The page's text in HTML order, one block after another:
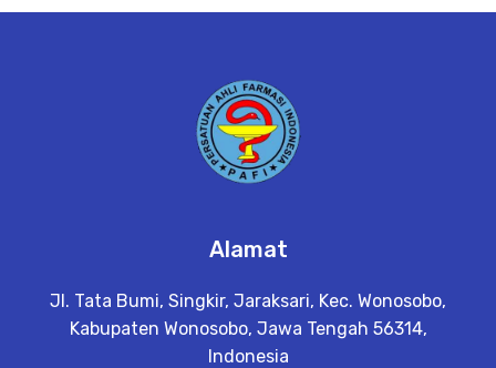
Alamat
Jl. Tata Bumi, Singkir, Jaraksari, Kec. Wonosobo,
Kabupaten Wonosobo, Jawa Tengah 56314,
Indonesia